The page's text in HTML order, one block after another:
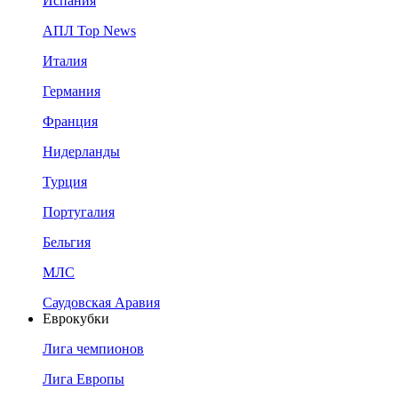
АПЛ Top News
Италия
Германия
Франция
Нидерланды
Турция
Португалия
Бельгия
МЛС
Саудовская Аравия
Еврокубки
Лига чемпионов
Лига Европы